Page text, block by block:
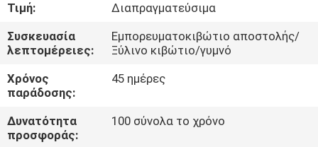
ΕΠΙΣΚΈΨΕΙΣ
ΣΤΟ
ΕΡΓΟΣΤΆΣΙΟ
ΈΛΕΓΧΟΣ
ΠΟΙΌΤΗΤΑΣ
Τιμή:
Διαπραγματεύσιμα
Συσκευασία
λεπτομέρειες:
Εμπορευματοκιβώτιο αποστολής/
Ξύλινο κιβώτιο/γυμνό
Χρόνος
παράδοσης:
45 ημέρες
Δυνατότητα
προσφοράς:
100 σύνολα το χρόνο